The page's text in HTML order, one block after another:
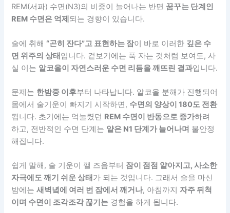
REM(서파) 수면(N3)의 비중이 늘어나는 반면 꿈꾸는 단계인
REM 수면은 억제 되는 경향이 있습니다.
술에 취해 “곤히 잔다”고 표현하는 잠이 바로 이러한 깊은 수
면 위주의 상태 입니다. 겉보기에는 푹 자는 것처럼 보여도, 사
실 이는 알코올이 자연스러운 수면 리듬을 깨뜨린 결과입니다.
문제는 한밤중 이후부터 나타납니다. 알코올 분해가 진행되어
몸에서 술기운이 빠지기 시작하면, 수면의 양상이 180도 전환
됩니다. 초기에는 억눌렸던 REM 수면이 반동으로 증가하려
하고, 전반적인 수면 단계는 얕은 N1 단계가 늘어나며 불안정
해집니다.
쉽게 말해, 술 기운이 깰 즈음부터 잠이 점점 얕아지고, 사소한
자극에도 깨기 쉬운 상태 가 되는 것입니다. 그래서 술을 마신
밤에는새벽녘에 여러 번 잠에서 깨거나, 아침까지 자주 뒤척
이며 수면이 조각조각 끊기는 경험을 하게 됩니다.